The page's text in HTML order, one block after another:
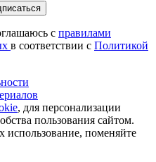
с правилами
в соответствии с Политикой
, для персонализации
пользования сайтом.
использование, поменяйте